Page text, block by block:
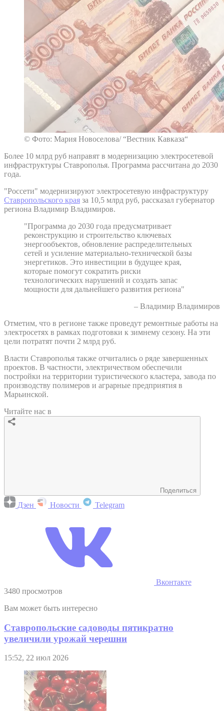
© Фото: Мария Новоселова/ “Вестник Кавказа“
Более 10 млрд руб направят в модернизацию электросетевой
инфраструктуры Ставрополья. Программа рассчитана до 2030
года.
"Россети" модернизируют электросетевую инфраструктуру
Ставропольского края за 10,5 млрд руб, рассказал губернатор
региона Владимир Владимиров.
"Программа до 2030 года предусматривает
реконструкцию и строительство ключевых
энергообъектов, обновление распределительных
сетей и усиление материально-технической базы
энергетиков. Это инвестиции в будущее края,
которые помогут сократить риски
технологических нарушений и создать запас
мощности для дальнейшего развития региона"
– Владимир Владимиров
Отметим, что в регионе также проведут ремонтные работы на
электросетях в рамках подготовки к зимнему сезону. На эти
цели потратят почти 2 млрд руб.
Власти Ставрополья также отчитались о ряде завершенных
проектов. В частности, электричеством обеспечили
постройки на территории туристического кластера, завода по
производству полимеров и аграрные предприятия в
Марьинской.
Читайте нас в
Поделиться
Дзен Новости Telegram
Вконтакте
3480 просмотров
Вам может быть интересно
Ставропольские садоводы пятикратно
увеличили урожай черешни
15:52, 22 июл 2026